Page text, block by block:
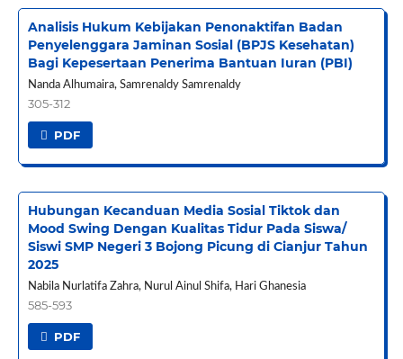
Analisis Hukum Kebijakan Penonaktifan Badan
Penyelenggara Jaminan Sosial (BPJS Kesehatan)
Bagi Kepesertaan Penerima Bantuan Iuran (PBI)
Nanda Alhumaira, Samrenaldy Samrenaldy
305-312
PDF
Hubungan Kecanduan Media Sosial Tiktok dan
Mood Swing Dengan Kualitas Tidur Pada Siswa/
Siswi SMP Negeri 3 Bojong Picung di Cianjur Tahun
2025
Nabila Nurlatifa Zahra, Nurul Ainul Shifa, Hari Ghanesia
585-593
PDF